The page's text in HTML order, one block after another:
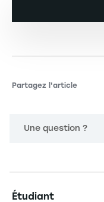
Partagez l'article
Une question ?
Étudiant